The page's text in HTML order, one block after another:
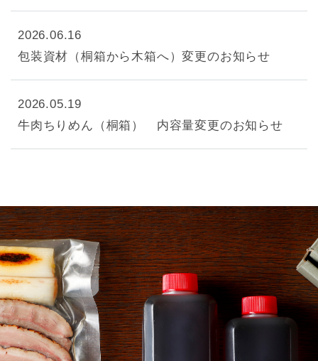
2026.06.16
包装資材（桐箱から木箱へ）変更のお知らせ
2026.05.19
牛肉ちりめん（桐箱） 内容量変更のお知らせ